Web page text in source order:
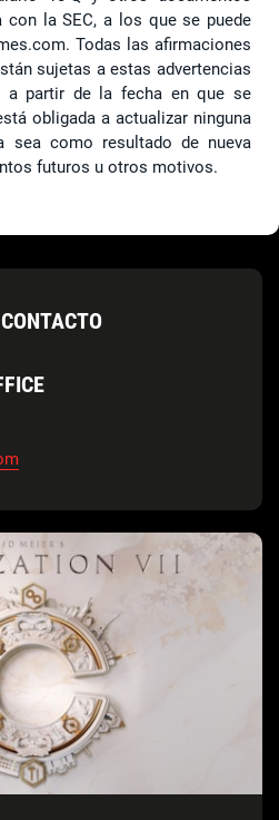
con la SEC, a los que se puede
Todas las afirmaciones
sujetas a estas advertencias
a partir de la fecha en que se
obligada a actualizar ninguna
sea como resultado de nueva
futuros u otros motivos.